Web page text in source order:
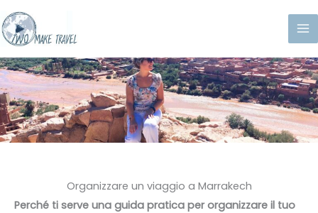
Vai
al
contenuto
Organizzare un viaggio a Marrakech
Perché ti serve una guida pratica per organizzare il tuo